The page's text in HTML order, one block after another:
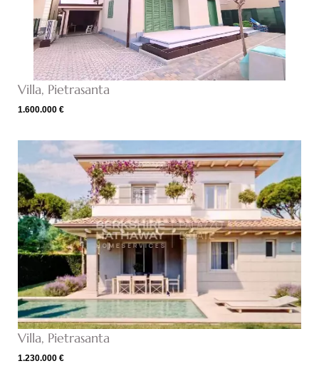
Villa, Pietrasanta
1.600.000 €
Villa, Pietrasanta
1.230.000 €